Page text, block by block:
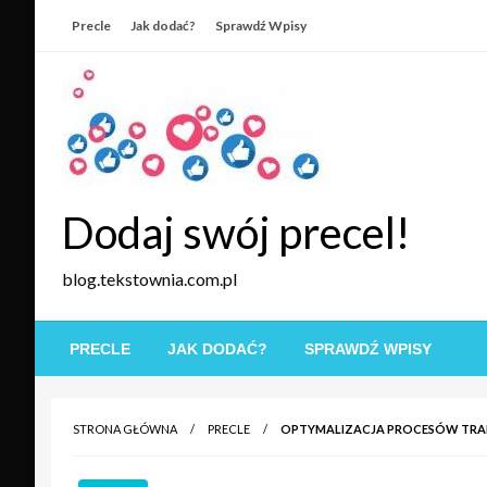
Precle Jak dodać? Sprawdź Wpisy
Dodaj swój precel!
blog.tekstownia.com.pl
PRECLE JAK DODAĆ? SPRAWDŹ WPISY
STRONA GŁÓWNA PRECLE OPTYMALIZACJA PROCESÓW